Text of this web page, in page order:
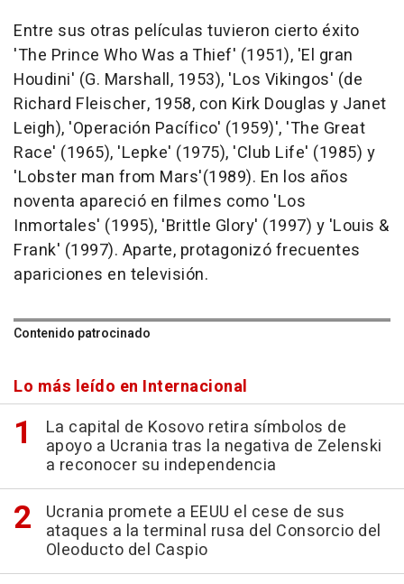
Entre sus otras películas tuvieron cierto éxito
'The Prince Who Was a Thief' (1951), 'El gran
Houdini' (G. Marshall, 1953), 'Los Vikingos' (de
Richard Fleischer, 1958, con Kirk Douglas y Janet
Leigh), 'Operación Pacífico' (1959)', 'The Great
Race' (1965), 'Lepke' (1975), 'Club Life' (1985) y
'Lobster man from Mars'(1989). En los años
noventa apareció en filmes como 'Los
Inmortales' (1995), 'Brittle Glory' (1997) y 'Louis &
Frank' (1997). Aparte, protagonizó frecuentes
apariciones en televisión.
Contenido patrocinado
Lo más leído en Internacional
La capital de Kosovo retira símbolos de
apoyo a Ucrania tras la negativa de Zelenski
a reconocer su independencia
Ucrania promete a EEUU el cese de sus
ataques a la terminal rusa del Consorcio del
Oleoducto del Caspio